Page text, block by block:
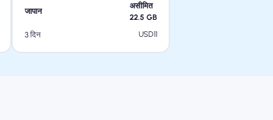
जापान
असीमित
22.5 GB
3 दिन
USD11